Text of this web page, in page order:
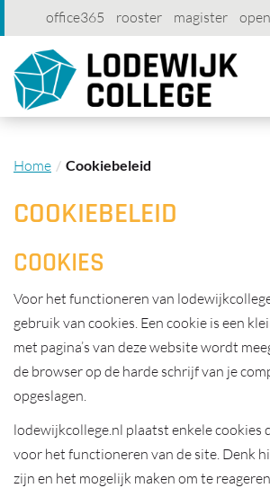
office365 rooster magister
account
contact printen
Home Cookiebeleid
COOKIEBELEID
COOKIES
Voor het functioneren van
gebruik van cookies. Een cookie is een
met pagina’s van deze website wordt
de browser op de harde schrijf van je
opgeslagen.
lodewijkcollege.nl plaatst enkele cookies
voor het functioneren van de site. Denk
zijn en het mogelijk maken om te